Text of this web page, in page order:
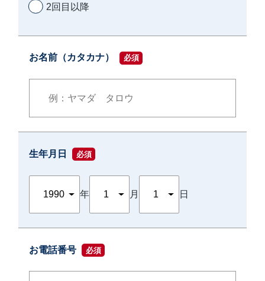
クリニック案内
クリニックについて（東京）
名古屋
大阪
福岡
川島 眞 特別外来
2回目以降
お名前（カタカナ） 必須
生年月日 必須
年 月 日
お電話番号 必須